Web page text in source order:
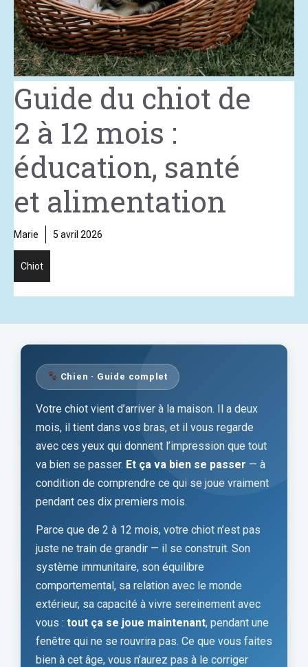
Guide du chiot de
2 à 12 mois :
éducation, santé
et alimentation
Marie 5 avril 2026
Chiot
Chien · Guide complet
Votre chiot vient d’arriver à la maison. Il a deux
mois, il tient dans vos bras, et il vous regarde
avec ces yeux qui donnent l’impression que tout
va bien se passer. Et ça va bien se passer — à
condition de comprendre ce qui se joue vraiment
pendant ces dix premiers mois.
Parce que de 2 à 12 mois, votre chiot n’est pas
juste ne train de grandir — il se construit. Son
système immunitaire, son équilibre
comportemental, sa relation avec le monde
extérieur, sa capacité à vivre sereinement avec
vous : tout ça se joue maintenant, pendant une
fenêtre qui ne se rouvrira pas. Ce que vous faites
bien à cet âge, vous n’aurez pas à le corriger